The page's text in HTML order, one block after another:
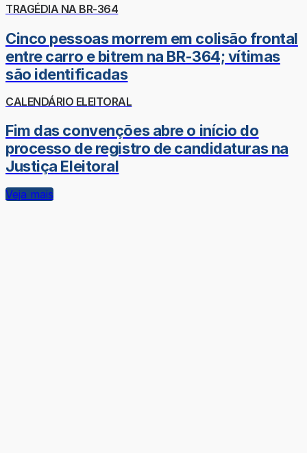
TRAGÉDIA NA BR-364
Cinco pessoas morrem em colisão frontal
entre carro e bitrem na BR-364; vítimas
são identificadas
CALENDÁRIO ELEITORAL
Fim das convenções abre o início do
processo de registro de candidaturas na
Justiça Eleitoral
Veja mais